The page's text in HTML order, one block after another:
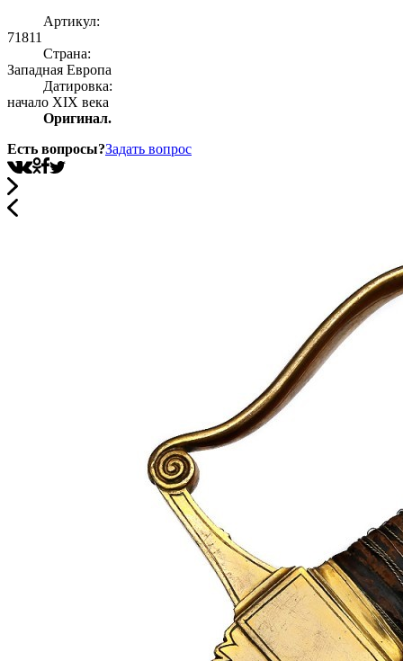
Артикул:
71811
Страна:
Западная Европа
Датировка:
начало XIX века
Оригинал.
Есть вопросы?Задать вопрос